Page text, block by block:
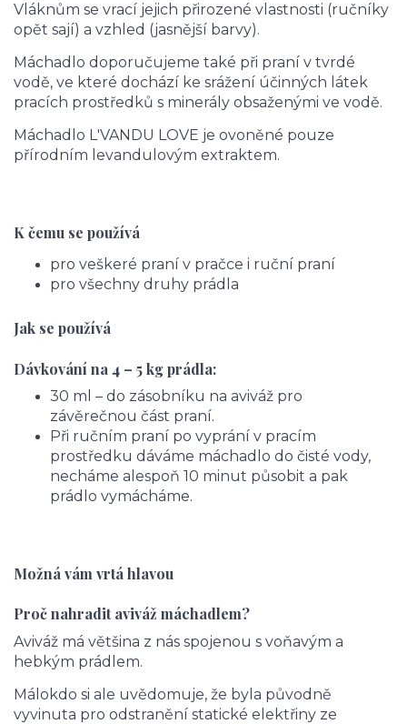
Vláknům se vrací jejich přirozené vlastnosti (ručníky
opět sají) a vzhled (jasnější barvy).
Máchadlo doporučujeme také při praní v tvrdé
vodě, ve které dochází ke srážení účinných látek
pracích prostředků s minerály obsaženými ve vodě.
Máchadlo L'VANDU LOVE je ovoněné pouze
přírodním levandulovým extraktem.
K čemu se používá
pro veškeré praní v pračce i ruční praní
pro všechny druhy prádla
Jak se používá
Dávkování na 4 – 5 kg prádla:
30 ml – do zásobníku na aviváž pro
závěrečnou část praní.
Při ručním praní po vyprání v pracím
prostředku dáváme máchadlo do čisté vody,
necháme alespoň 10 minut působit a pak
prádlo vymácháme.
Možná vám vrtá hlavou
Proč nahradit aviváž máchadlem?
Aviváž má většina z nás spojenou s voňavým a
hebkým prádlem.
Málokdo si ale uvědomuje, že byla původně
vyvinuta pro odstranění statické elektřiny ze